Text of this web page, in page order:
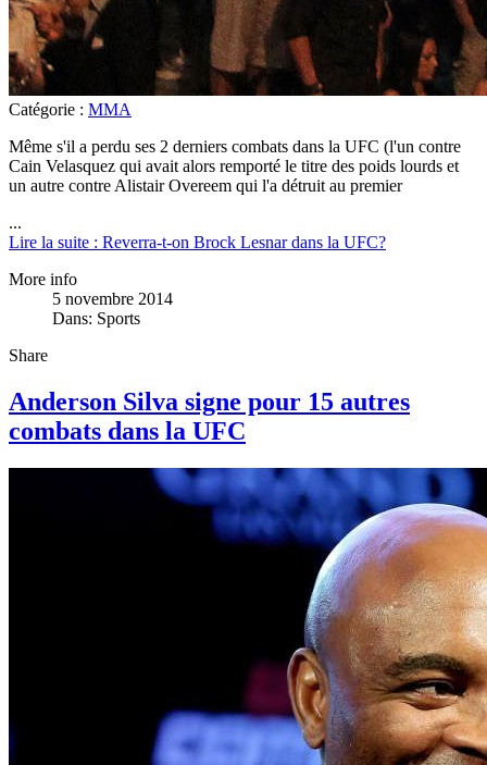
Catégorie : MMA
Même s'il a perdu ses 2 derniers combats dans la UFC (l'un contre
Cain Velasquez qui avait alors remporté le titre des poids lourds et
un autre contre Alistair Overeem qui l'a détruit au premier
...
Lire la suite : Reverra-t-on Brock Lesnar dans la UFC?
More info
5 novembre 2014
Dans: Sports
Share
Anderson Silva signe pour 15 autres
combats dans la UFC